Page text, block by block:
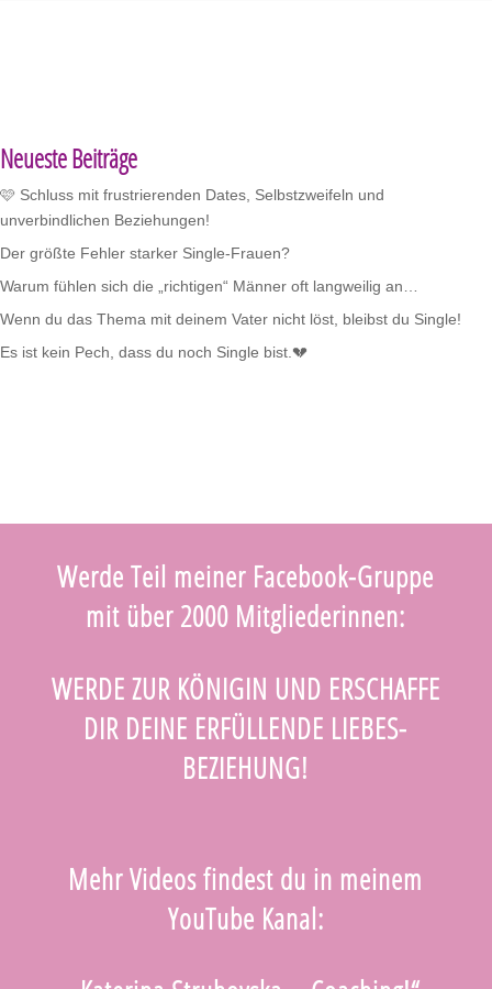
Neueste Beiträge
🩷 Schluss mit frustrierenden Dates, Selbstzweifeln und
unverbindlichen Beziehungen!
Der größte Fehler starker Single-Frauen?
Warum fühlen sich die „richtigen“ Männer oft langweilig an…
Wenn du das Thema mit deinem Vater nicht löst, bleibst du Single!
Es ist kein Pech, dass du noch Single bist.💔
Werde Teil meiner Facebook-Gruppe
mit über 2000 Mitgliederinnen:
WERDE ZUR KÖNIGIN UND ERSCHAFFE
DIR DEINE ERFÜLLENDE LIEBES-
BEZIEHUNG!
Mehr Videos findest du in meinem
YouTube Kanal: